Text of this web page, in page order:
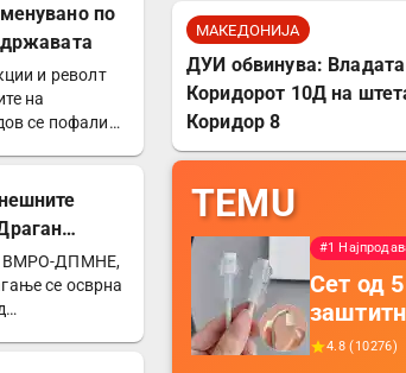
по
и револт
на
се пофали
ВМРО-ДПМНЕ,
се осврна
МАКЕДОНИЈА
ДУИ обвинува:
Коридорот 10Д на
Коридор 8
TEMU
#1
Сет од
4.8 (10276)